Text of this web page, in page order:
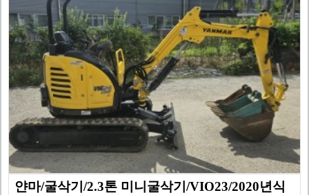
얀마/굴삭기/2.3톤 미니굴삭기/VIO23/2020년식